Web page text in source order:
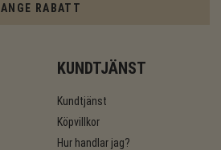
ANGE RABATT
KUNDTJÄNST
Kundtjänst
Köpvillkor
Hur handlar jag?